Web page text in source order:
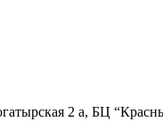
2 а, БЦ